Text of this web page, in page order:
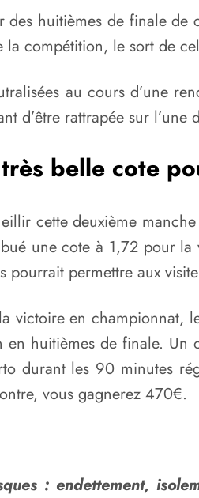
des huitièmes de finale
compétition, le sort de
au cours d’une
d’être rattrapée sur
belle cote
cette deuxième
une cote à 1,72 pour
pourrait permettre aux
victoire en championnat,
huitièmes de finale.
durant les 90 minutes
vous gagnerez 470€.
: endettement,